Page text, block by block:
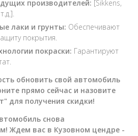
производителей: [Sikkens,
лаки и грунты: Обеспечивают
покрытия.
покраски: Гарантируют
обновить свой автомобиль
прямо сейчас и назовите
для получения скидки!
снова
Ждем вас в Кузовном цендре -